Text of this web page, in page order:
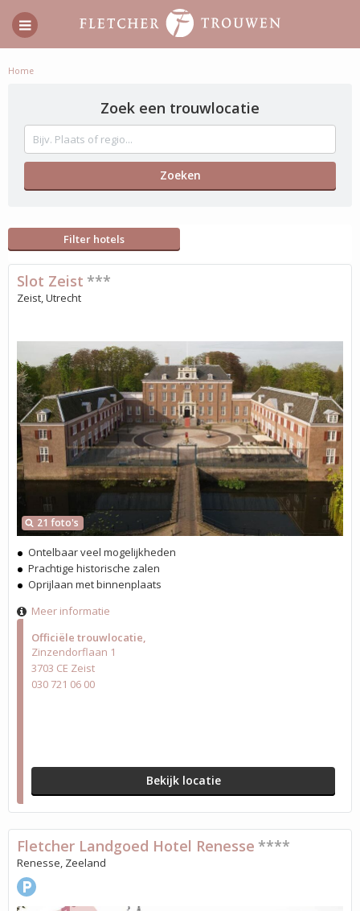
Home
Zoek een trouwlocatie
Filter hotels
Officiële trouwlocatie
Zinzendorflaan 1
3703 CE Zeist
030 721 06 00
Bekijk locatie
21 foto's
Slot Zeist ***
Zeist, Utrecht
Ontelbaar veel mogelijkheden
Prachtige historische zalen
Oprijlaan met binnenplaats
Meer informatie
Fletcher Landgoed Hotel Renesse ****
Renesse, Zeeland